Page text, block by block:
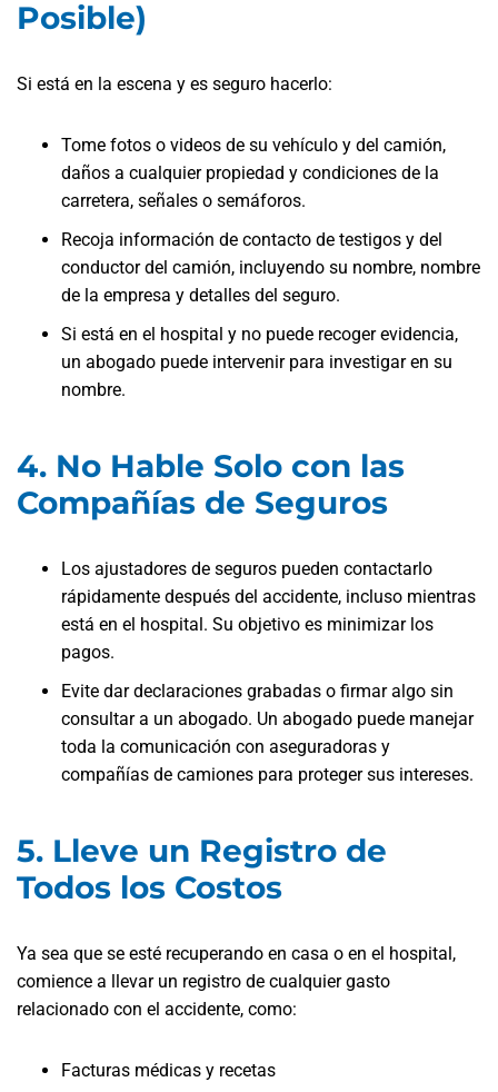
Posible)
Si está en la escena y es seguro hacerlo:
Tome fotos o videos de su vehículo y del camión,
daños a cualquier propiedad y condiciones de la
carretera, señales o semáforos.
Recoja información de contacto de testigos y del
conductor del camión, incluyendo su nombre, nombre
de la empresa y detalles del seguro.
Si está en el hospital y no puede recoger evidencia,
un abogado puede intervenir para investigar en su
nombre.
4. No Hable Solo con las
Compañías de Seguros
Los ajustadores de seguros pueden contactarlo
rápidamente después del accidente, incluso mientras
está en el hospital. Su objetivo es minimizar los
pagos.
Evite dar declaraciones grabadas o firmar algo sin
consultar a un abogado. Un abogado puede manejar
toda la comunicación con aseguradoras y
compañías de camiones para proteger sus intereses.
5. Lleve un Registro de
Todos los Costos
Ya sea que se esté recuperando en casa o en el hospital,
comience a llevar un registro de cualquier gasto
relacionado con el accidente, como:
Facturas médicas y recetas